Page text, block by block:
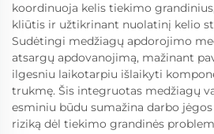
koordinuoja kelis tiekimo
kliūtis ir užtikrinant nuolatinį kelio
Sudėtingi medžiagų apdorojimo
atsargų apdovanojimą, mažinant
ilgesniu laikotarpiu išlaikyti
trukmę. Šis integruotas medžiagų
esminiu būdu sumažina darbo
riziką dėl tiekimo grandinės